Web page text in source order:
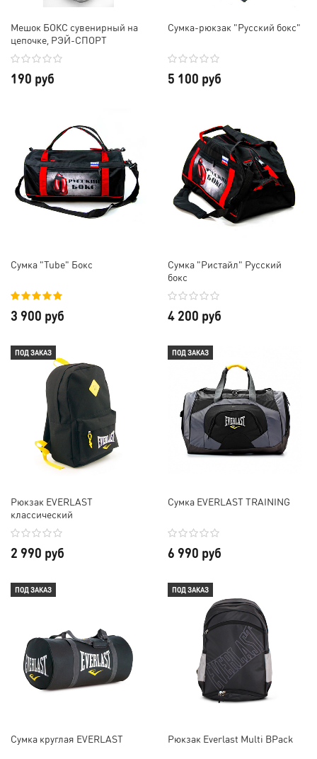
Мешок БОКС сувенирный на
цепочке, РЭЙ-СПОРТ
190 руб
Сумка-рюкзак "Русский бокс"
5 100 руб
Сумка "Tube" Бокс
3 900 руб
Сумка "Ристайл" Русский
бокс
4 200 руб
ПОД ЗАКАЗ
Рюкзак EVERLAST
классический
2 990 руб
ПОД ЗАКАЗ
Сумка EVERLAST TRAINING
6 990 руб
ПОД ЗАКАЗ
Сумка круглая EVERLAST
ПОД ЗАКАЗ
Рюкзак Everlast Multi BPack